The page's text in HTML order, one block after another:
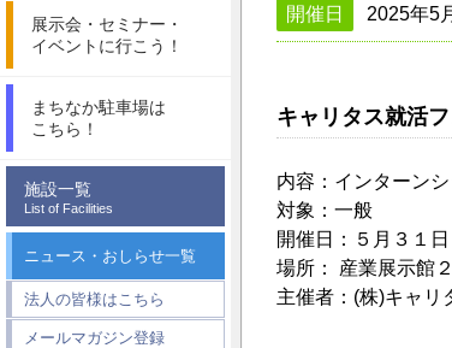
展示会・セミナー・
イベントに行こう！
まちなか駐車場は
こちら！
施設一覧
List of Facilities
ニュース・おしらせ一覧
法人の皆様はこちら
メールマガジン登録
開催日 2025年5
キャリタス就活
内容：インターン
対象：一般
開催日：５月３１
場所： 産業展示
主催者：(株)キャリ